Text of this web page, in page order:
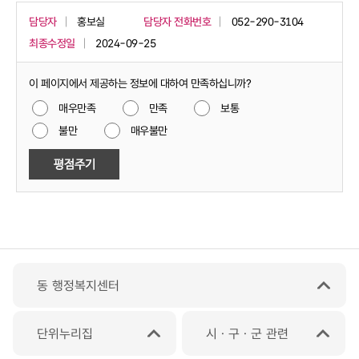
담당자 홍보실 담당자 전화번호
052-290-3104
최종수정일
2024-09-25
이 페이지에서 제공하는 정보에 대하여 만족하십니까?
매우만족
만족
보통
불만
매우불만
동 행정복지센터
단위누리집 시ㆍ구ㆍ군 관련